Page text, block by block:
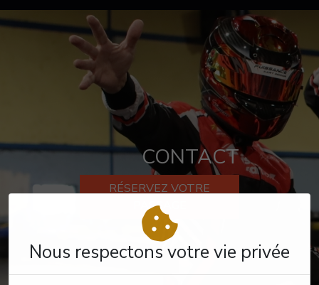
Nous respectons votre vie privée
CONTACT
RÉSERVEZ VOTRE
PASSAGE